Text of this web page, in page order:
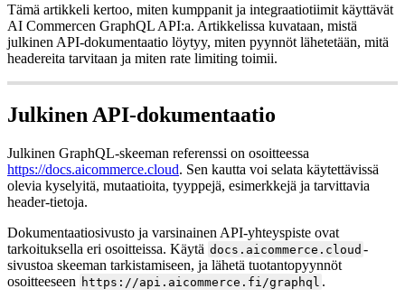
Tämä artikkeli kertoo, miten kumppanit ja integraatiotiimit käyttävät
AI Commercen GraphQL API:a. Artikkelissa kuvataan, mistä
julkinen API-dokumentaatio löytyy, miten pyynnöt lähetetään, mitä
headereita tarvitaan ja miten rate limiting toimii.
Julkinen API-dokumentaatio
Julkinen GraphQL-skeeman referenssi on osoitteessa
https://docs.aicommerce.cloud. Sen kautta voi selata käytettävissä
olevia kyselyitä, mutaatioita, tyyppejä, esimerkkejä ja tarvittavia
header-tietoja.
Dokumentaatiosivusto ja varsinainen API-yhteyspiste ovat
tarkoituksella eri osoitteissa. Käytä docs.aicommerce.cloud -
sivustoa skeeman tarkistamiseen, ja lähetä tuotantopyynnöt
osoitteeseen https://api.aicommerce.fi/graphql .